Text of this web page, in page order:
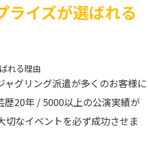
ライズが選ばれる
ャグリング派遣が多くのお客様に
歴20年 / 5000以上の公演実績が
切なイベントを必ず成功させま